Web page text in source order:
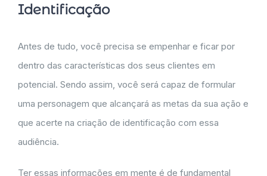
Identificação
Antes de tudo, você precisa se empenhar e ficar por
dentro das características dos seus clientes em
potencial. Sendo assim, você será capaz de formular
uma personagem que alcançará as metas da sua ação e
que acerte na criação de identificação com essa
audiência.
Ter essas informações em mente é de fundamental